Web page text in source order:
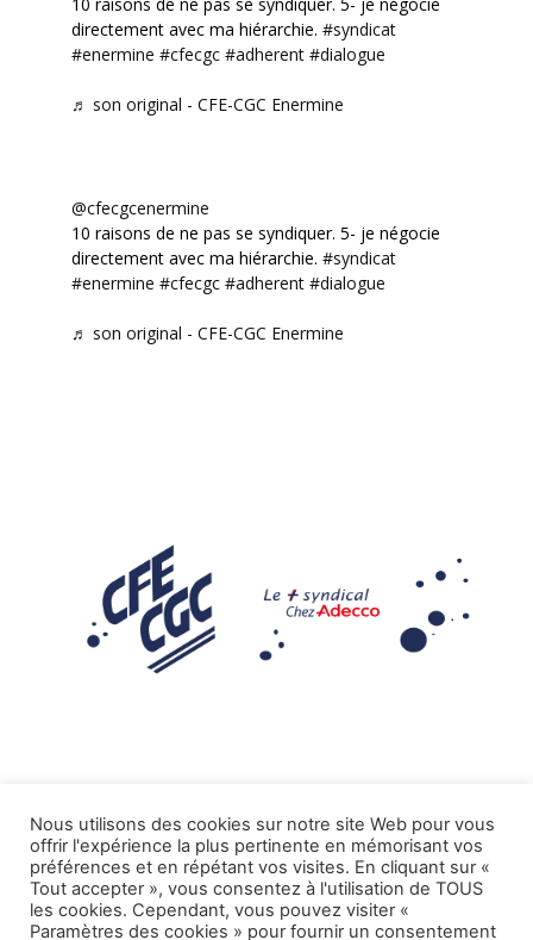
10 raisons de ne pas se syndiquer. 5- je négocie
directement avec ma hiérarchie. #syndicat
#enermine #cfecgc #adherent #dialogue
♬ son original - CFE-CGC Enermine
@cfecgcenermine
10 raisons de ne pas se syndiquer. 5- je négocie
directement avec ma hiérarchie. #syndicat
#enermine #cfecgc #adherent #dialogue
♬ son original - CFE-CGC Enermine
Mentions légales
Tous droits réservés CFE-CGC ADECCO.
Nous utilisons des cookies sur notre site Web pour vous
offrir l'expérience la plus pertinente en mémorisant vos
préférences et en répétant vos visites. En cliquant sur «
Tout accepter », vous consentez à l'utilisation de TOUS
les cookies. Cependant, vous pouvez visiter «
Paramètres des cookies » pour fournir un consentement